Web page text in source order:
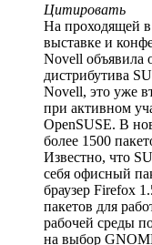
Цитировать
На проходящей
выставке и
Novell объявила
дистрибутива
Novell, это уже
при активном
OpenSUSE. В
более 1500
Известно, что
себя офисный
браузер Firefox
пакетов для
рабочей среды
на выбор